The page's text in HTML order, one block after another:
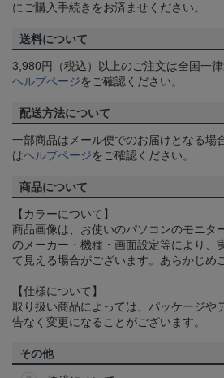
にご購入手続きをお済ませください。
送料について
3,980円（税込）以上のご注文は全国一
ヘルプページをご確認ください。
配送方法について
一部商品はメール便でのお届けとなる場
はヘルプページをご確認ください。
商品について
【カラーについて】
商品画像は、お使いのパソコンのモニタ
のメーカー・機種・画面設定等により、
て見える場合がございます。あらかじめ
【仕様について】
取り扱い商品によっては、パッケージや
告なく変更になることがございます。
その他